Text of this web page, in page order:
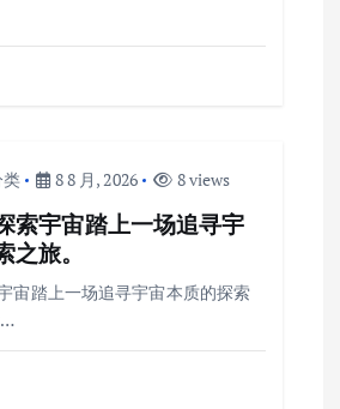
8 8 月, 2026 8 views
索宇宙踏上一场追寻宇
旅。
宙踏上一场追寻宇宙本质的探索
…